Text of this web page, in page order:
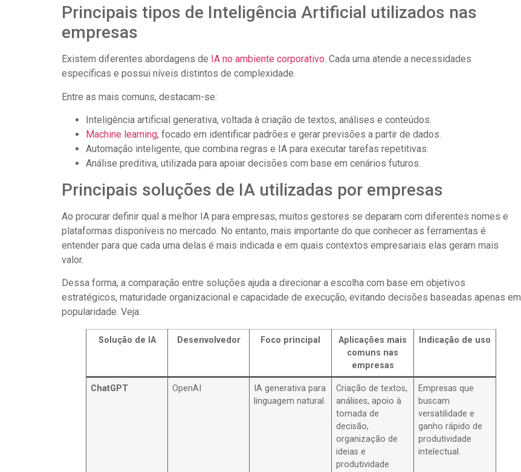
Principais tipos de Inteligência Artificial utilizados nas
empresas
Existem diferentes abordagens de IA no ambiente corporativo. Cada uma atende a necessidades
específicas e possui níveis distintos de complexidade.
Entre as mais comuns, destacam-se:
Inteligência artificial generativa, voltada à criação de textos, análises e conteúdos.
Machine learning, focado em identificar padrões e gerar previsões a partir de dados.
Automação inteligente, que combina regras e IA para executar tarefas repetitivas.
Análise preditiva, utilizada para apoiar decisões com base em cenários futuros.
Principais soluções de IA utilizadas por empresas
Ao procurar definir qual a melhor IA para empresas, muitos gestores se deparam com diferentes nomes e
plataformas disponíveis no mercado. No entanto, mais importante do que conhecer as ferramentas é
entender para que cada uma delas é mais indicada e em quais contextos empresariais elas geram mais
valor.
Dessa forma, a comparação entre soluções ajuda a direcionar a escolha com base em objetivos
estratégicos, maturidade organizacional e capacidade de execução, evitando decisões baseadas apenas em
popularidade. Veja:
Solução de IA Desenvolvedor Foco principal
Aplicações mais
comuns nas
empresas
Indicação de uso
ChatGPT OpenAI
IA generativa para
linguagem natural.
Criação de textos,
análises, apoio à
tomada de
decisão,
organização de
ideias e
produtividade
Empresas que
buscam
versatilidade e
ganho rápido de
produtividade
intelectual.